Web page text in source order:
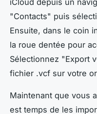
"Contacts" puis
Ensuite, dans le coin
la roue dentée pour
Sélectionnez "Export
fichier .vcf sur votre
Maintenant que vous
est temps de les